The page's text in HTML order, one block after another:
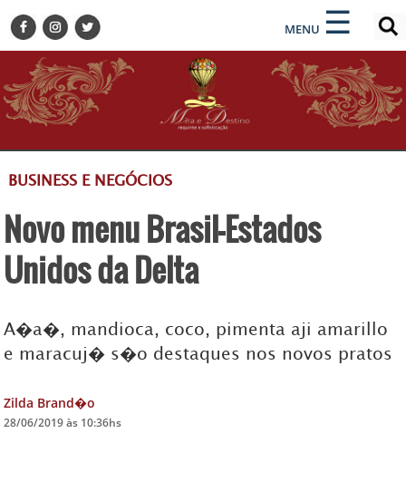
MENU ☰
×
BELEZA
BUSINESS E NEGÓCIOS
CULTURA
DESTINOS
GASTRONOMIA
HOTELARIA
MODA
SOCIAL
×
ENCONTRE SUA NOTÍCIA
BUSINESS E NEGÓCIOS
Novo menu Brasil-Estados
Unidos da Delta
A�a�, mandioca, coco, pimenta aji amarillo
e maracuj� s�o destaques nos novos pratos
Zilda Brand�o
28/06/2019 às 10:36hs